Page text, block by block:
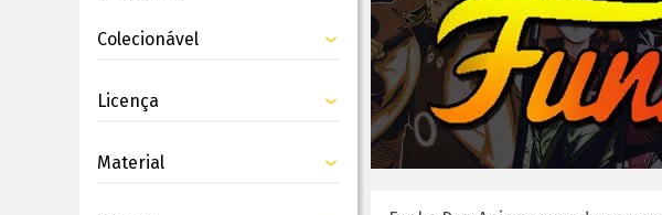
Colecionável
Licença
Material
Animes